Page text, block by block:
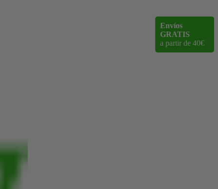
Envíos
GRATIS
a partir de 40€